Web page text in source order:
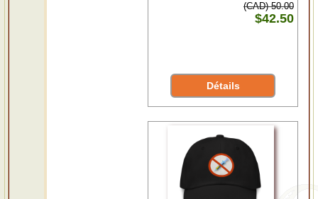
(CAD) 50.00
$42.50
Détails